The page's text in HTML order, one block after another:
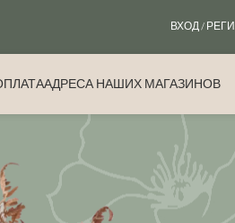
ВХОД /
АДРЕСА НАШИХ МАГАЗИНОВ